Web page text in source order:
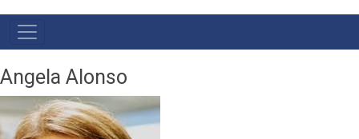
NAVEGAÇÃO
PRINCIPAL
Angela Alonso